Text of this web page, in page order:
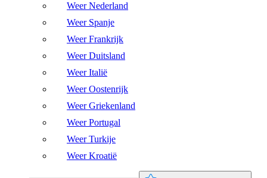
Weer Nederland
Weer Spanje
Weer Frankrijk
Weer Duitsland
Weer Italië
Weer Oostenrijk
Weer Griekenland
Weer Portugal
Weer Turkije
Weer Kroatië